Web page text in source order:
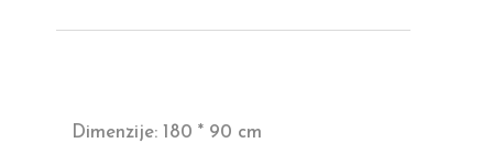
Dimenzije: 180 * 90 cm